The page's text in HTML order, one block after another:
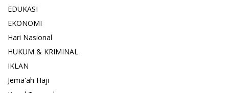
EDUKASI
EKONOMI
Hari Nasional
HUKUM & KRIMINAL
IKLAN
Jema'ah Haji